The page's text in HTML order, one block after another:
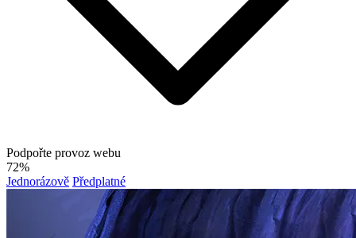
Podpořte provoz webu
72%
Jednorázově Předplatné